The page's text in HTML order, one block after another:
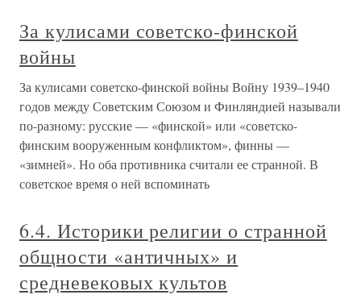
За кулисами советско-финской
войны
За кулисами советско-финской войны Войну 1939–1940
годов между Советским Союзом и Финляндией называли
по-разному: русские — «финской» или «советско-
финским вооруженным конфликтом», финны —
«зимней». Но оба противника считали ее странной. В
советское время о ней вспоминать
6.4. Историки религии о странной
общности «античных» и
средневековых культов